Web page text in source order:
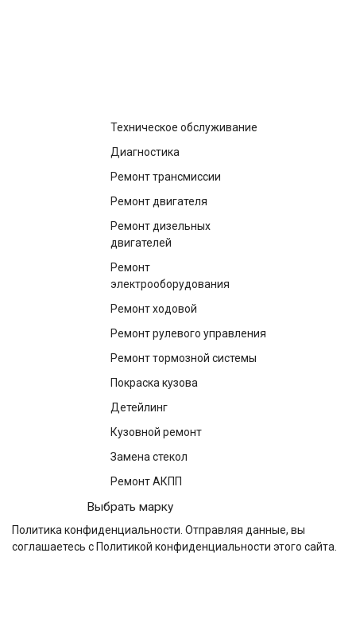
Техническое обслуживание
Диагностика
Ремонт трансмиссии
Ремонт двигателя
Ремонт дизельных
двигателей
Ремонт
электрооборудования
Ремонт ходовой
Ремонт рулевого управления
Ремонт тормозной системы
Покраска кузова
Детейлинг
Кузовной ремонт
Замена стекол
Ремонт АКПП
Выбрать марку
Политика конфиденциальности . Отправляя данные, вы
соглашаетесь с Политикой конфиденциальности этого сайта.